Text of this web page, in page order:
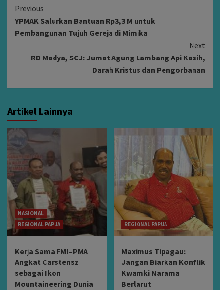
Continue
Reading
Previous
YPMAK Salurkan Bantuan Rp3,3 M untuk
Pembangunan Tujuh Gereja di Mimika
Next
RD Madya, SCJ: Jumat Agung Lambang Api Kasih,
Darah Kristus dan Pengorbanan
Artikel Lainnya
NASIONAL
REGIONAL PAPUA
Kerja Sama FMI–PMA
Angkat Carstensz
sebagai Ikon
Mountaineering Dunia
REGIONAL PAPUA
Maximus Tipagau:
Jangan Biarkan Konflik
Kwamki Narama
Berlarut